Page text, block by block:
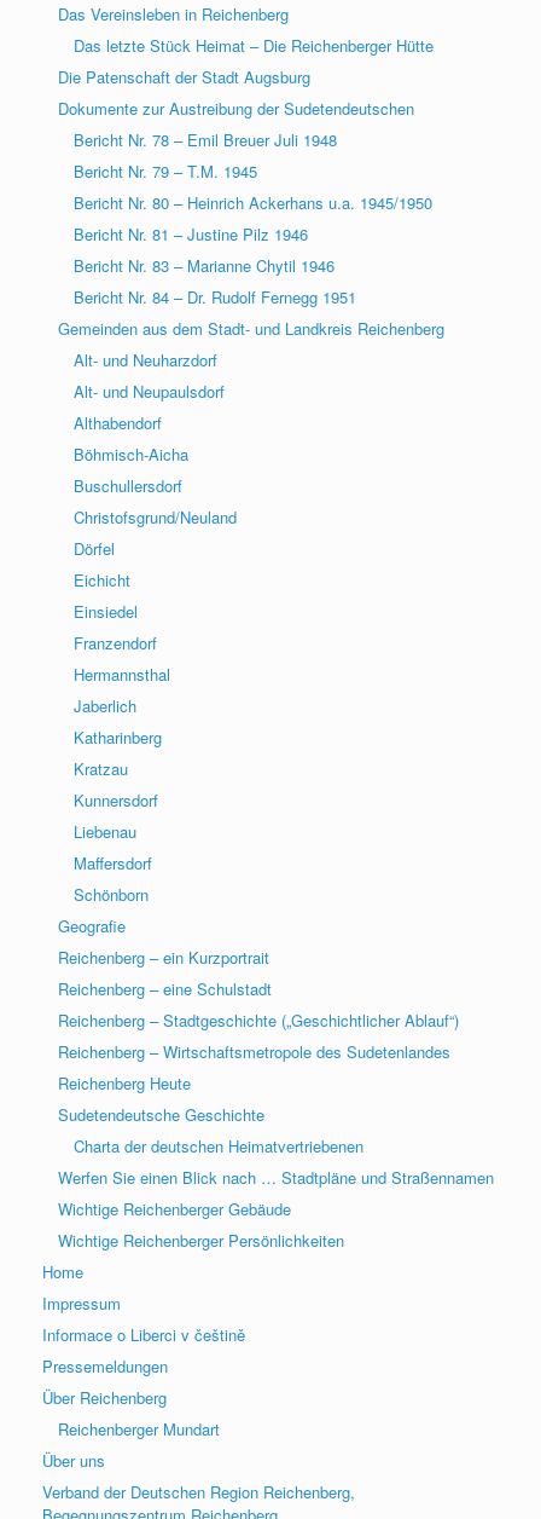
Das Vereinsleben in Reichenberg
Das letzte Stück Heimat – Die Reichenberger Hütte
Die Patenschaft der Stadt Augsburg
Dokumente zur Austreibung der Sudetendeutschen
Bericht Nr. 78 – Emil Breuer Juli 1948
Bericht Nr. 79 – T.M. 1945
Bericht Nr. 80 – Heinrich Ackerhans u.a. 1945/1950
Bericht Nr. 81 – Justine Pilz 1946
Bericht Nr. 83 – Marianne Chytil 1946
Bericht Nr. 84 – Dr. Rudolf Fernegg 1951
Gemeinden aus dem Stadt- und Landkreis Reichenberg
Alt- und Neuharzdorf
Alt- und Neupaulsdorf
Althabendorf
Böhmisch-Aicha
Buschullersdorf
Christofsgrund/Neuland
Dörfel
Eichicht
Einsiedel
Franzendorf
Hermannsthal
Jaberlich
Katharinberg
Kratzau
Kunnersdorf
Liebenau
Maffersdorf
Schönborn
Geografie
Reichenberg – ein Kurzportrait
Reichenberg – eine Schulstadt
Reichenberg – Stadtgeschichte („Geschichtlicher Ablauf“)
Reichenberg – Wirtschaftsmetropole des Sudetenlandes
Reichenberg Heute
Sudetendeutsche Geschichte
Charta der deutschen Heimatvertriebenen
Werfen Sie einen Blick nach … Stadtpläne und Straßennamen
Wichtige Reichenberger Gebäude
Wichtige Reichenberger Persönlichkeiten
Home
Impressum
Informace o Liberci v češtině
Pressemeldungen
Über Reichenberg
Reichenberger Mundart
Über uns
Verband der Deutschen Region Reichenberg,